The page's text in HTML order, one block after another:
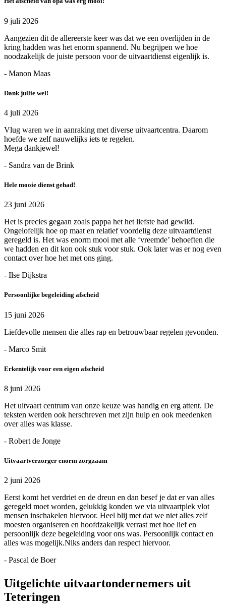
9 juli 2026
Aangezien dit de allereerste keer was dat we een overlijden in de
kring hadden was het enorm spannend. Nu begrijpen we hoe
noodzakelijk de juiste persoon voor de uitvaartdienst eigenlijk is.
- Manon Maas
Dank jullie wel!
4 juli 2026
Vlug waren we in aanraking met diverse uitvaartcentra. Daarom
hoefde we zelf nauwelijks iets te regelen.
Mega dankjewel!
- Sandra van de Brink
Hele mooie dienst gehad!
23 juni 2026
Het is precies gegaan zoals pappa het het liefste had gewild.
Ongelofelijk hoe op maat en relatief voordelig deze uitvaartdienst
geregeld is. Het was enorm mooi met alle ‘vreemde’ behoeften die
we hadden en dit kon ook stuk voor stuk. Ook later was er nog even
contact over hoe het met ons ging.
- Ilse Dijkstra
Persoonlijke begeleiding afscheid
15 juni 2026
Liefdevolle mensen die alles rap en betrouwbaar regelen gevonden.
- Marco Smit
Erkentelijk voor een eigen afscheid
8 juni 2026
Het uitvaart centrum van onze keuze was handig en erg attent. De
teksten werden ook herschreven met zijn hulp en ook meedenken
over alles was klasse.
- Robert de Jonge
Uitvaartverzorger enorm zorgzaam
2 juni 2026
Eerst komt het verdriet en de dreun en dan besef je dat er van alles
geregeld moet worden, gelukkig konden we via uitvaartplek vlot
mensen inschakelen hiervoor. Heel blij met dat we niet alles zelf
moesten organiseren en hoofdzakelijk verrast met hoe lief en
persoonlijk deze begeleiding voor ons was. Persoonlijk contact en
alles was mogelijk.Niks anders dan respect hiervoor.
- Pascal de Boer
Uitgelichte uitvaartondernemers uit
Teteringen